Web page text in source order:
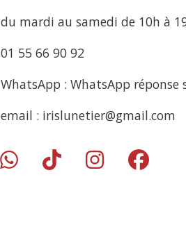
du mardi au samedi de 10h à
01 55 66 90 92
WhatsApp : WhatsApp réponse
email : irislunetier@gmail.com